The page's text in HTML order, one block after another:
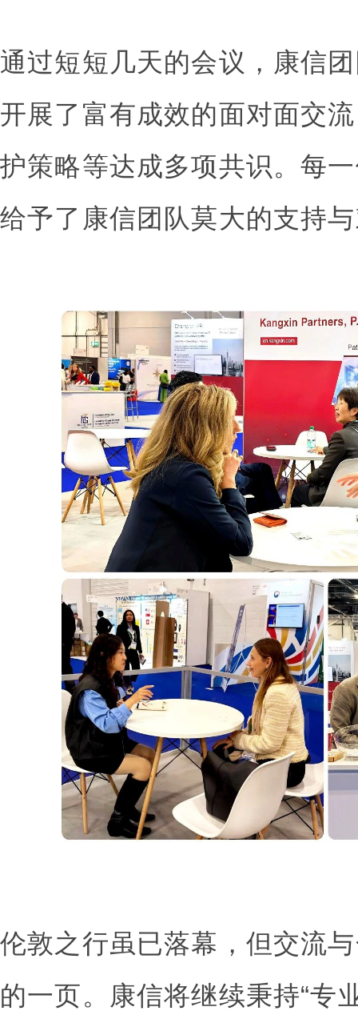
通过短短几天的会议，康信
开展了富有成效的面对面交
护策略等达成多项共识。每
给予了康信团队莫大的支持
伦敦之行虽已落幕，但交流
的一页。康信将继续秉持“专